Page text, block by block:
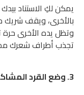
يمكن لكِ الاستناد
بالأخرى، ويقف
وتظل يده الأخرى
تجذب أطراف شعرك
3. وضع القرد المشاكس The Cheeky Monkey